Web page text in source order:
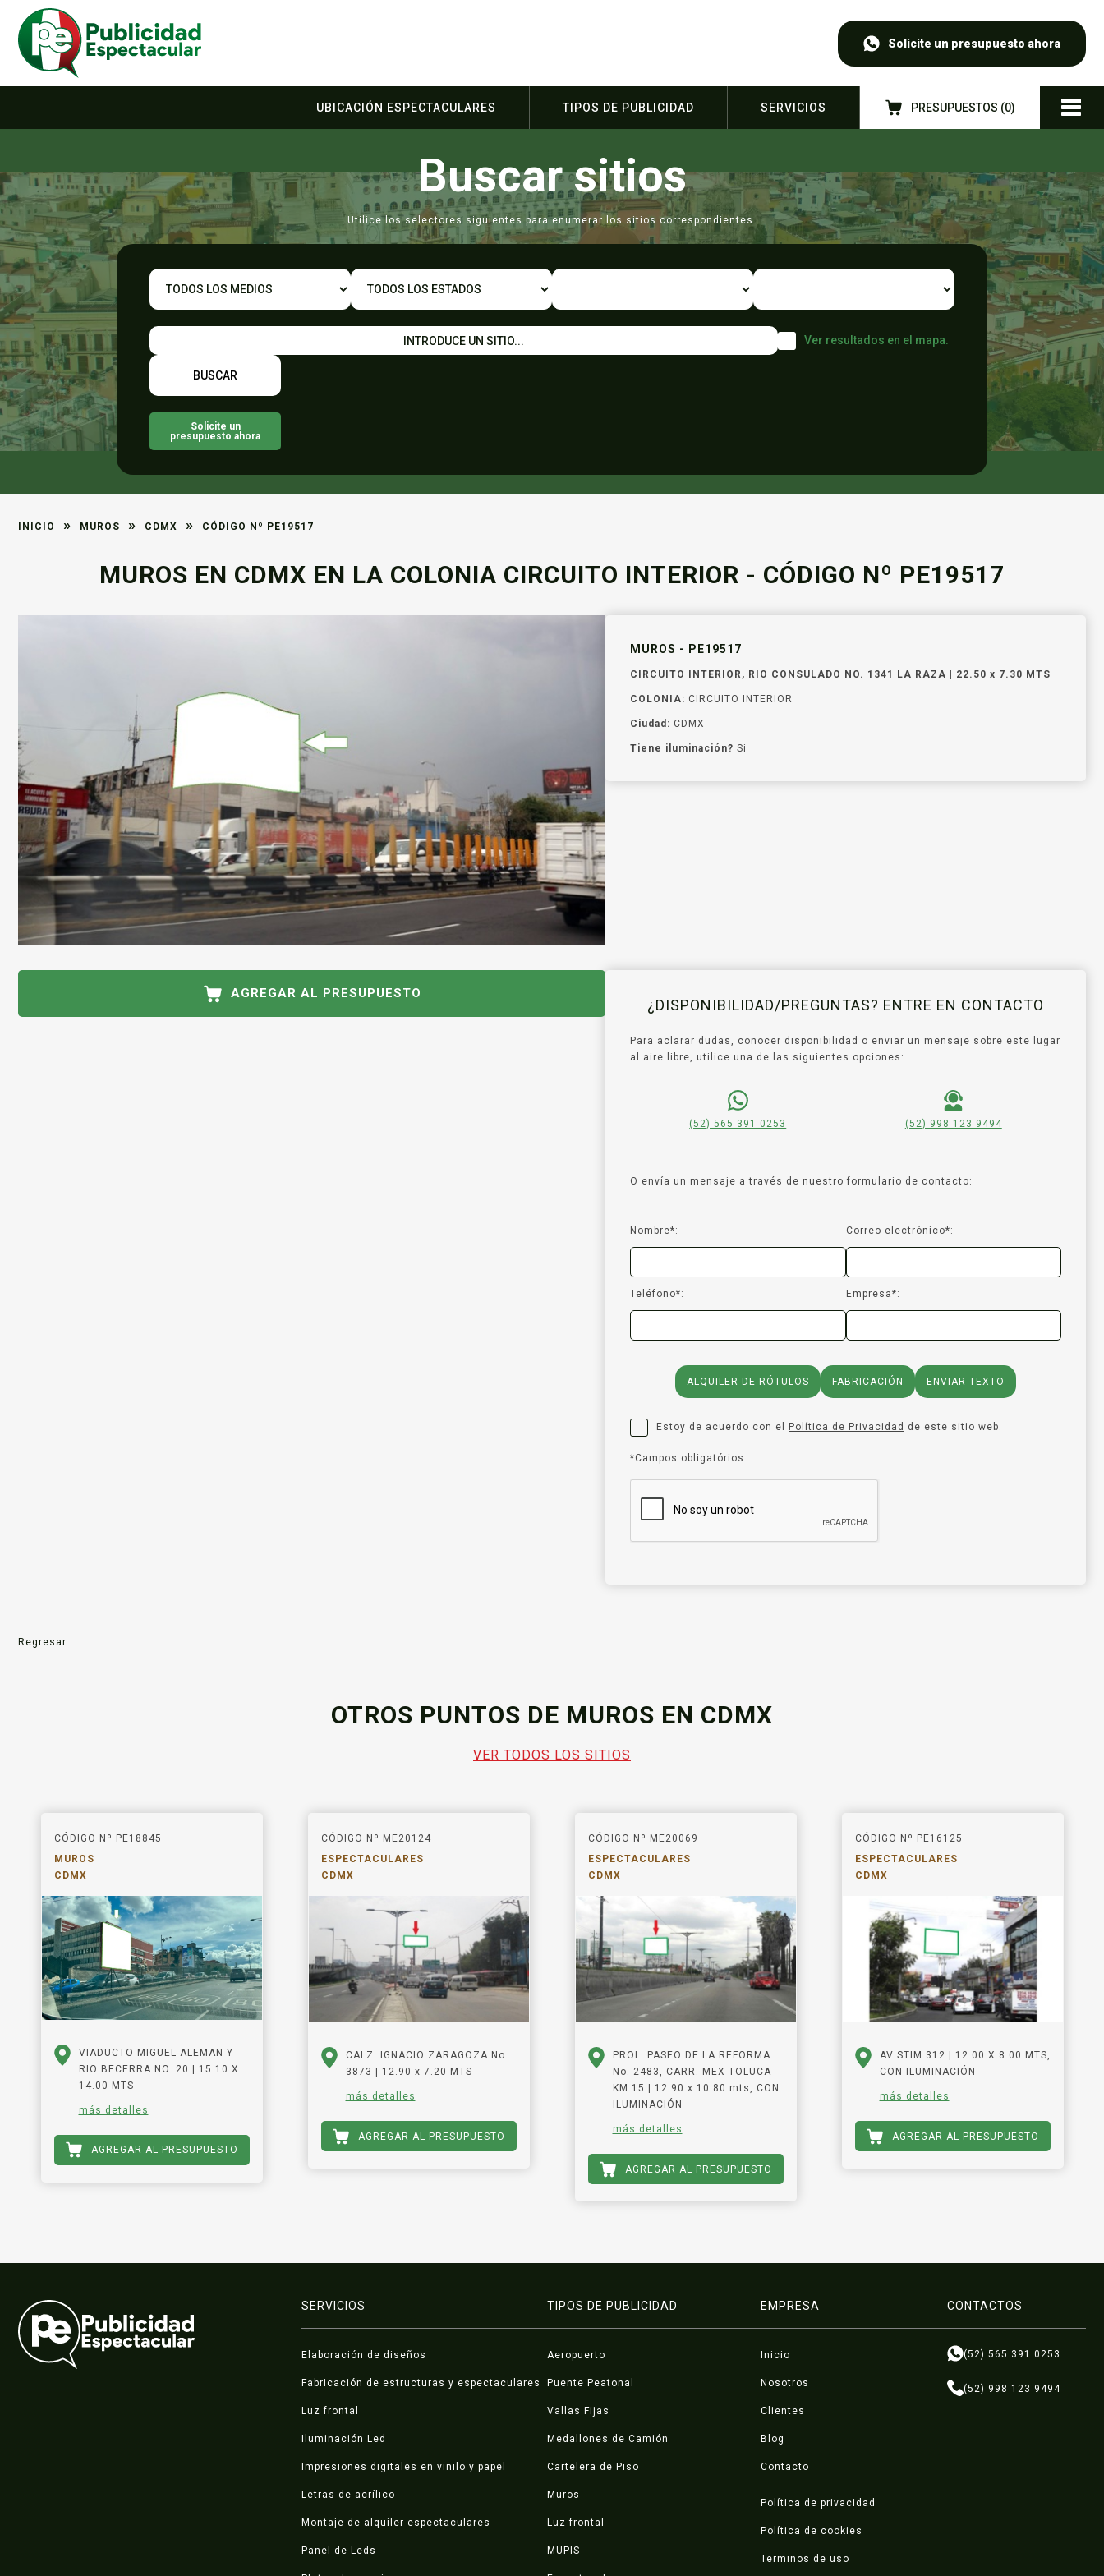
Solicite un presupuesto ahora
UBICACIÓN ESPECTACULARES TIPOS DE PUBLICIDAD SERVICIOS PRESUPUESTOS (0)
Buscar sitios
Utilice los selectores siguientes para enumerar los sitios correspondientes.
Ver resultados en el mapa.
Solicite un
presupuesto ahora
INICIO » MUROS » CDMX » CÓDIGO Nº PE19517
MUROS EN CDMX EN LA COLONIA CIRCUITO INTERIOR - CÓDIGO Nº PE19517
MUROS - PE19517
CIRCUITO INTERIOR, RIO CONSULADO NO. 1341 LA RAZA | 22.50 x 7.30 MTS
COLONIA: CIRCUITO INTERIOR
Ciudad: CDMX
Tiene iluminación? Si
AGREGAR AL PRESUPUESTO
¿DISPONIBILIDAD/PREGUNTAS? ENTRE EN CONTACTO
Para aclarar dudas, conocer disponibilidad o enviar un mensaje sobre este lugar
al aire libre, utilice una de las siguientes opciones:
(52) 565 391 0253 (52) 998 123 9494
O envía un mensaje a través de nuestro formulario de contacto:
Nombre*: Correo electrónico*:
Teléfono*: Empresa*:
ALQUILER DE RÓTULOS FABRICACIÓN ENVIAR TEXTO
Estoy de acuerdo con el Política de Privacidad de este sitio web.
*Campos obligatórios
Regresar
OTROS PUNTOS DE MUROS EN CDMX
VER TODOS LOS SITIOS
CÓDIGO Nº PE18845
MUROS
CDMX
VIADUCTO MIGUEL ALEMAN Y
RIO BECERRA NO. 20 | 15.10 X
14.00 MTS
más detalles
AGREGAR AL PRESUPUESTO
CÓDIGO Nº ME20124
ESPECTACULARES
CDMX
CALZ. IGNACIO ZARAGOZA No.
3873 | 12.90 x 7.20 MTS
más detalles
AGREGAR AL PRESUPUESTO
CÓDIGO Nº ME20069
ESPECTACULARES
CDMX
PROL. PASEO DE LA REFORMA
No. 2483, CARR. MEX-TOLUCA
KM 15 | 12.90 x 10.80 mts, CON
ILUMINACIÓN
más detalles
AGREGAR AL PRESUPUESTO
CÓDIGO Nº PE16125
ESPECTACULARES
CDMX
AV STIM 312 | 12.00 X 8.00 MTS,
CON ILUMINACIÓN
más detalles
AGREGAR AL PRESUPUESTO
SERVICIOS
Elaboración de diseños
Fabricación de estructuras y espectaculares
Luz frontal
Iluminación Led
Impresiones digitales en vinilo y papel
Letras de acrílico
Montaje de alquiler espectaculares
Panel de Leds
TIPOS DE PUBLICIDAD
Aeropuerto
Puente Peatonal
Vallas Fijas
Medallones de Camión
Cartelera de Piso
Muros
Luz frontal
MUPIS
EMPRESA
Inicio
Nosotros
Clientes
Blog
Contacto
Política de privacidad
Política de cookies
Terminos de uso
CONTACTOS
(52) 565 391 0253
(52) 998 123 9494